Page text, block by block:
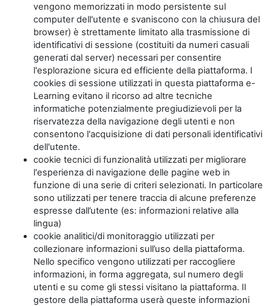
vengono memorizzati in modo persistente sul
computer dell'utente e svaniscono con la chiusura del
browser) è strettamente limitato alla trasmissione di
identificativi di sessione (costituiti da numeri casuali
generati dal server) necessari per consentire
l'esplorazione sicura ed efficiente della piattaforma. I
cookies di sessione utilizzati in questa piattaforma e-
Learning evitano il ricorso ad altre tecniche
informatiche potenzialmente pregiudizievoli per la
riservatezza della navigazione degli utenti e non
consentono l'acquisizione di dati personali identificativi
dell'utente.
cookie tecnici di funzionalità utilizzati per migliorare
l'esperienza di navigazione delle pagine web in
funzione di una serie di criteri selezionati. In particolare
sono utilizzati per tenere traccia di alcune preferenze
espresse dall’utente (es: informazioni relative alla
lingua)
cookie analitici/di monitoraggio utilizzati per
collezionare informazioni sull’uso della piattaforma.
Nello specifico vengono utilizzati per raccogliere
informazioni, in forma aggregata, sul numero degli
utenti e su come gli stessi visitano la piattaforma. Il
gestore della piattaforma userà queste informazioni